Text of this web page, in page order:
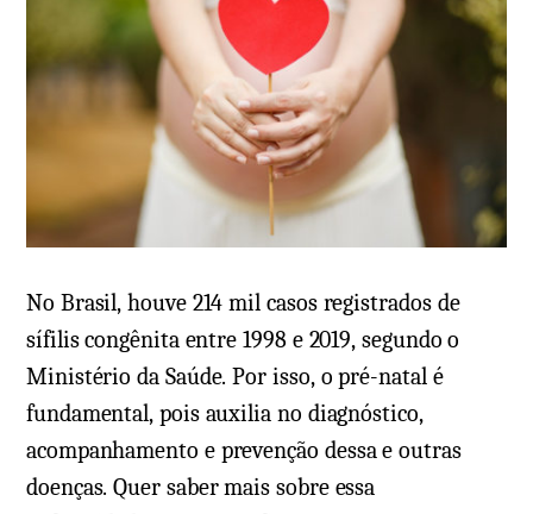
No Brasil, houve 214 mil casos registrados de
sífilis congênita entre 1998 e 2019, segundo o
Ministério da Saúde. Por isso, o pré-natal é
fundamental, pois auxilia no diagnóstico,
acompanhamento e prevenção dessa e outras
doenças. Quer saber mais sobre essa